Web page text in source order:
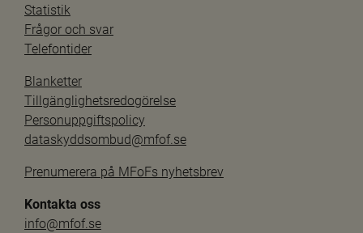
Statistik
Frågor och svar
Telefontider
Blanketter
Tillgänglighetsredogörelse
Personuppgiftspolicy
dataskyddsombud@mfof.se
Prenumerera på MFoFs nyhetsbrev
Kontakta oss
info@mfof.se